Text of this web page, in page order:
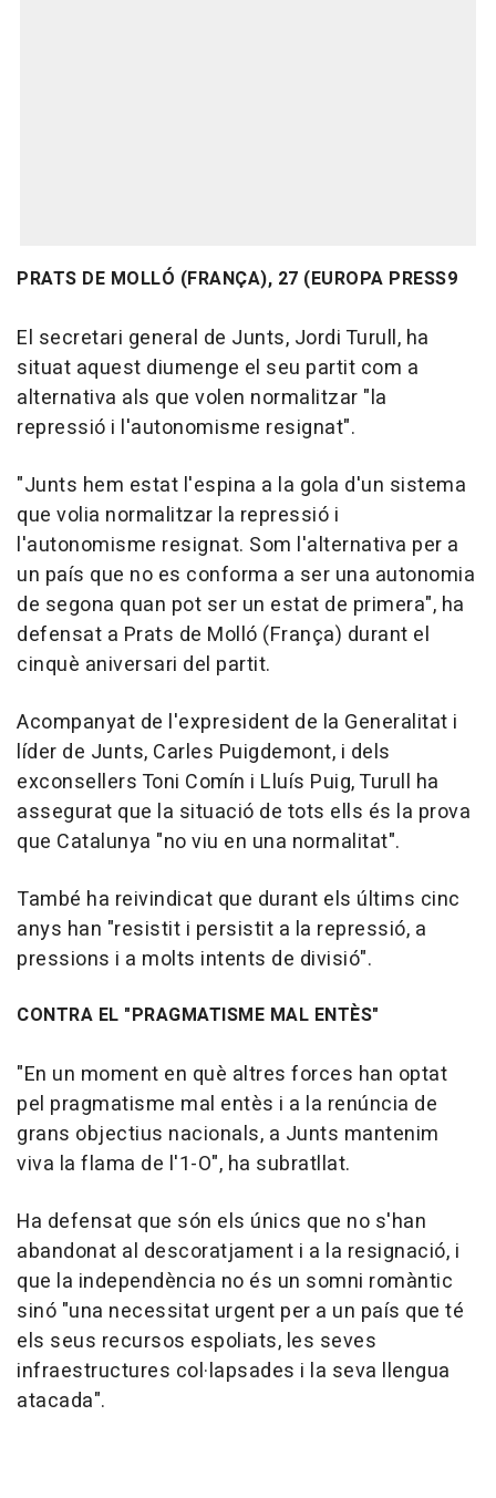
PRATS DE MOLLÓ (FRANÇA), 27 (EUROPA PRESS9
El secretari general de Junts, Jordi Turull, ha
situat aquest diumenge el seu partit com a
alternativa als que volen normalitzar "la
repressió i l'autonomisme resignat".
"Junts hem estat l'espina a la gola d'un sistema
que volia normalitzar la repressió i
l'autonomisme resignat. Som l'alternativa per a
un país que no es conforma a ser una autonomia
de segona quan pot ser un estat de primera", ha
defensat a Prats de Molló (França) durant el
cinquè aniversari del partit.
Acompanyat de l'expresident de la Generalitat i
líder de Junts, Carles Puigdemont, i dels
exconsellers Toni Comín i Lluís Puig, Turull ha
assegurat que la situació de tots ells és la prova
que Catalunya "no viu en una normalitat".
També ha reivindicat que durant els últims cinc
anys han "resistit i persistit a la repressió, a
pressions i a molts intents de divisió".
CONTRA EL "PRAGMATISME MAL ENTÈS"
"En un moment en què altres forces han optat
pel pragmatisme mal entès i a la renúncia de
grans objectius nacionals, a Junts mantenim
viva la flama de l'1-O", ha subratllat.
Ha defensat que són els únics que no s'han
abandonat al descoratjament i a la resignació, i
que la independència no és un somni romàntic
sinó "una necessitat urgent per a un país que té
els seus recursos espoliats, les seves
infraestructures col·lapsades i la seva llengua
atacada".